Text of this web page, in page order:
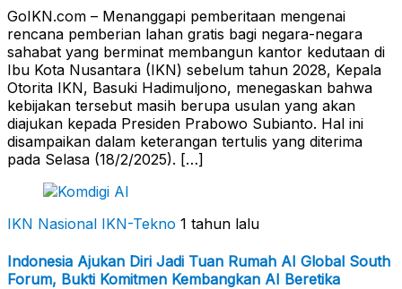
GoIKN.com – Menanggapi pemberitaan mengenai
rencana pemberian lahan gratis bagi negara-negara
sahabat yang berminat membangun kantor kedutaan di
Ibu Kota Nusantara (IKN) sebelum tahun 2028, Kepala
Otorita IKN, Basuki Hadimuljono, menegaskan bahwa
kebijakan tersebut masih berupa usulan yang akan
diajukan kepada Presiden Prabowo Subianto. Hal ini
disampaikan dalam keterangan tertulis yang diterima
pada Selasa (18/2/2025). […]
IKN Nasional IKN-Tekno 1 tahun lalu
Indonesia Ajukan Diri Jadi Tuan Rumah AI Global South
Forum, Bukti Komitmen Kembangkan AI Beretika